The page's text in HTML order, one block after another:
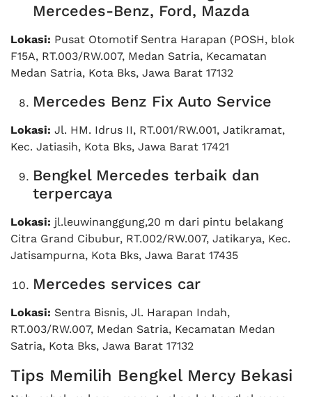
Mercedes-Benz, Ford, Mazda
Lokasi: Pusat Otomotif Sentra Harapan (POSH, blok
F15A, RT.003/RW.007, Medan Satria, Kecamatan
Medan Satria, Kota Bks, Jawa Barat 17132
Mercedes Benz Fix Auto Service
Lokasi: Jl. HM. Idrus II, RT.001/RW.001, Jatikramat,
Kec. Jatiasih, Kota Bks, Jawa Barat 17421
Bengkel Mercedes terbaik dan
terpercaya
Lokasi: jl.leuwinanggung,20 m dari pintu belakang
Citra Grand Cibubur, RT.002/RW.007, Jatikarya, Kec.
Jatisampurna, Kota Bks, Jawa Barat 17435
Mercedes services car
Lokasi: Sentra Bisnis, Jl. Harapan Indah,
RT.003/RW.007, Medan Satria, Kecamatan Medan
Satria, Kota Bks, Jawa Barat 17132
Tips Memilih Bengkel Mercy Bekasi